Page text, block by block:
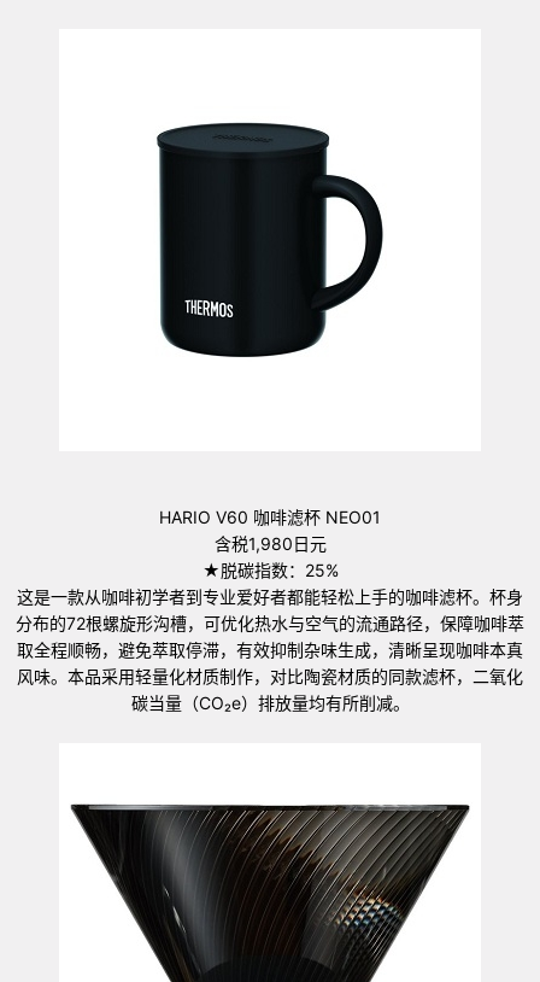
HARIO V60 咖啡滤杯 NEO01
含税1,980日元
★脱碳指数：25%
这是一款从咖啡初学者到专业爱好者都能轻松上手的咖啡滤杯。杯身
分布的72根螺旋形沟槽，可优化热水与空气的流通路径，保障咖啡萃
取全程顺畅，避免萃取停滞，有效抑制杂味生成，清晰呈现咖啡本真
风味。本品采用轻量化材质制作，对比陶瓷材质的同款滤杯，二氧化
碳当量（CO₂e）排放量均有所削减。